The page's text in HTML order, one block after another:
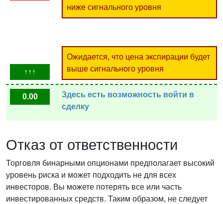
ниже сигнального уровня
↑↑↑
Ожидается, что цена экспирации будет
выше сигнального уровня
0.00
Здесь есть возможность войти в
сделку
Отказ от ответственности
Торговля бинарными опционами предполагает высокий
уровень риска и может подходить не для всех
инвесторов. Вы можете потерять все или часть
инвестированных средств. Таким образом, не следует